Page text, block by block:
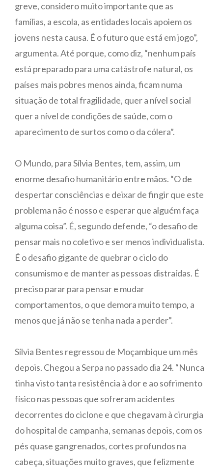
greve, considero muito importante que as
famílias, a escola, as entidades locais apoiem os
jovens nesta causa. É o futuro que está em jogo”,
argumenta. Até porque, como diz, “nenhum país
está preparado para uma catástrofe natural, os
países mais pobres menos ainda, ficam numa
situação de total fragilidade, quer a nível social
quer a nível de condições de saúde, com o
aparecimento de surtos como o da cólera”.
O Mundo, para Sílvia Bentes, tem, assim, um
enorme desafio humanitário entre mãos. “O de
despertar consciências e deixar de fingir que este
problema não é nosso e esperar que alguém faça
alguma coisa”. É, segundo defende, “o desafio de
pensar mais no coletivo e ser menos individualista.
É o desafio gigante de quebrar o ciclo do
consumismo e de manter as pessoas distraídas. É
preciso parar para pensar e mudar
comportamentos, o que demora muito tempo, a
menos que já não se tenha nada a perder”.
Sílvia Bentes regressou de Moçambique um mês
depois. Chegou a Serpa no passado dia 24. “Nunca
tinha visto tanta resistência à dor e ao sofrimento
físico nas pessoas que sofreram acidentes
decorrentes do ciclone e que chegavam à cirurgia
do hospital de campanha, semanas depois, com os
pés quase gangrenados, cortes profundos na
cabeça, situações muito graves, que felizmente